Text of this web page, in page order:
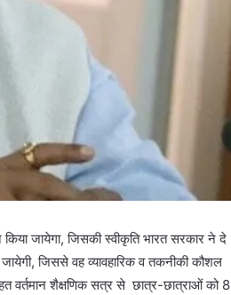
जायेगा, जिसकी स्वीकृति भारत सरकार ने दे
जायेगी, जिससे वह व्यावहारिक व तकनीकी कौशल
वर्तमान शैक्षणिक सत्र से छात्र-छात्राओं को 8